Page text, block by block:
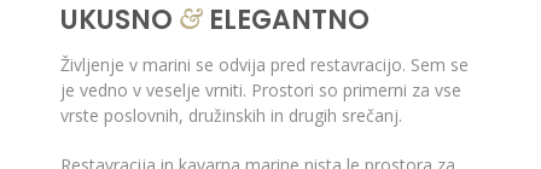
UKUSNO & ELEGANTNO
Življenje v marini se odvija pred restavracijo. Sem se
je vedno v veselje vrniti. Prostori so primerni za vse
vrste poslovnih, družinskih in drugih srečanj.